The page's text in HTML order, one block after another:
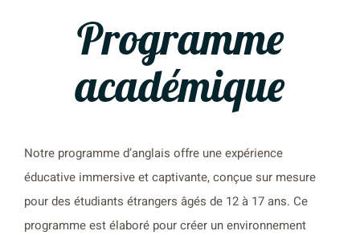
Programme
académique
Notre programme d’anglais offre une expérience
éducative immersive et captivante, conçue sur mesure
pour des étudiants étrangers âgés de 12 à 17 ans. Ce
programme est élaboré pour créer un environnement